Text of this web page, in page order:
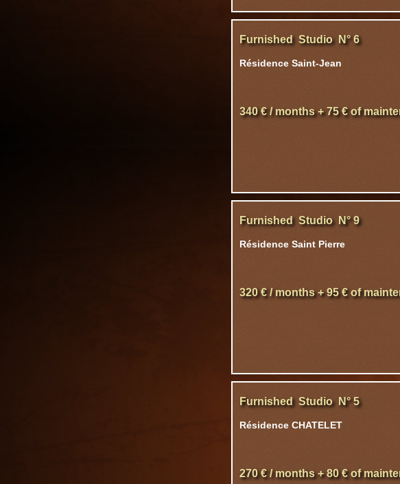
Furnished Studio N° 6
Résidence Saint-Jean
340 € / months + 75 € of
Furnished Studio N° 9
Résidence Saint Pierre
320 € / months + 95 € of
Furnished Studio N° 5
Résidence CHATELET
270 € / months + 80 € of